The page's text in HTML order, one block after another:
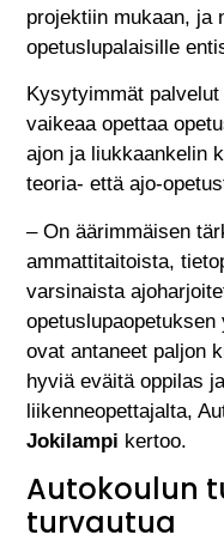
projektiin mukaan, ja
opetuslupalaisille
Kysytyimmät
vaikeaa opettaa
ajon ja liukkaankelin
teoria- että ajo-
– On äärimmäisen
ammattitaitoista,
varsinaista
ovat antaneet paljon
hyviä eväitä oppilas
liikenneopettajalta,
Jokilampi kertoo.
Autokoulun
turvautua